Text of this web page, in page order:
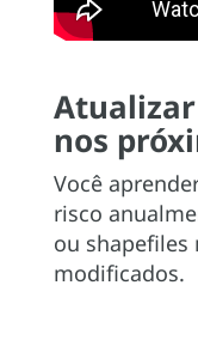
nos
Você
risco
ou shapefiles
modificados.